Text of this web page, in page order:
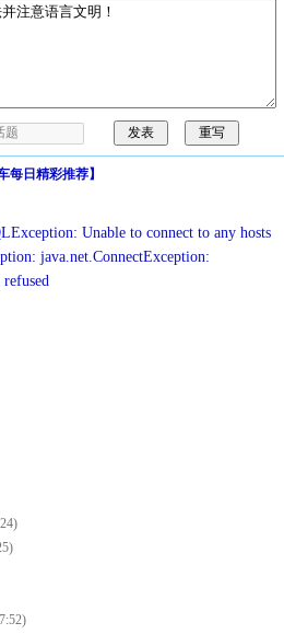
每日精彩推荐】
Unable to connect to any hosts
java.net.ConnectException:
refused